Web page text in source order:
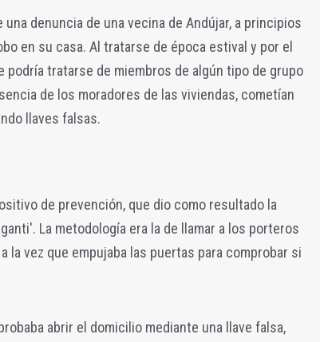
denuncia de una vecina de Andújar, a principios
en su casa. Al tratarse de época estival y por el
podría tratarse de miembros de algún tipo de grupo
de los moradores de las viviendas, cometían
llaves falsas.
de prevención, que dio como resultado la
La metodología era la de llamar a los porteros
vez que empujaba las puertas para comprobar si
abrir el domicilio mediante una llave falsa,